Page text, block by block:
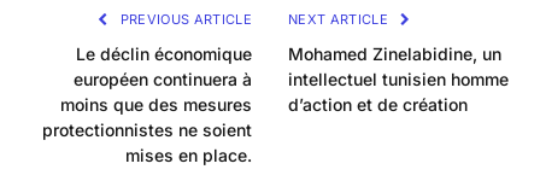
PREVIOUS ARTICLE
Le déclin économique
européen continuera à
moins que des mesures
protectionnistes ne soient
mises en place.
NEXT ARTICLE
Mohamed Zinelabidine, un
intellectuel tunisien homme
d’action et de création